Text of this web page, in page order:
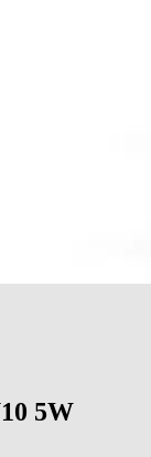
5W